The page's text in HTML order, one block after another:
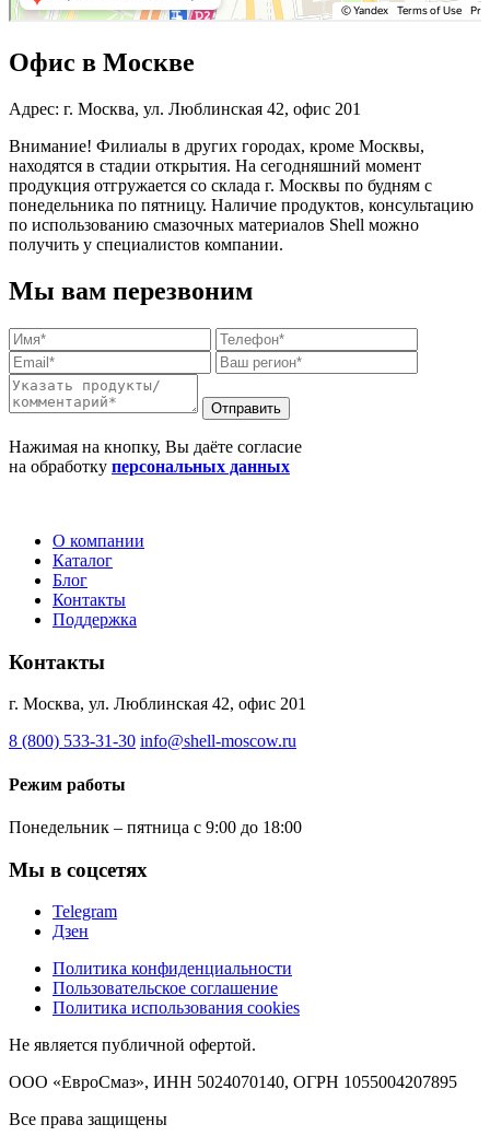
Офис в Москве
Адрес: г. Москва, ул. Люблинская 42, офис 201
Внимание! Филиалы в других городах, кроме Москвы,
находятся в стадии открытия. На сегодняшний момент
продукция отгружается со склада г. Москвы по будням с
понедельника по пятницу. Наличие продуктов, консультацию
по использованию смазочных материалов Shell можно
получить у специалистов компании.
Мы вам перезвоним
Отправить
Нажимая на кнопку, Вы даёте согласие
на обработку персональных данных
О компании
Каталог
Блог
Контакты
Поддержка
Контакты
г. Москва, ул. Люблинская 42, офис 201
8 (800) 533-31-30 info@shell-moscow.ru
Режим работы
Понедельник – пятница с 9:00 до 18:00
Мы в соцсетях
Telegram
Дзен
Политика конфиденциальности
Пользовательское соглашение
Политика использования cookies
Не является публичной офертой.
ООО «ЕвроСмаз», ИНН 5024070140, ОГРН 1055004207895
Все права защищены